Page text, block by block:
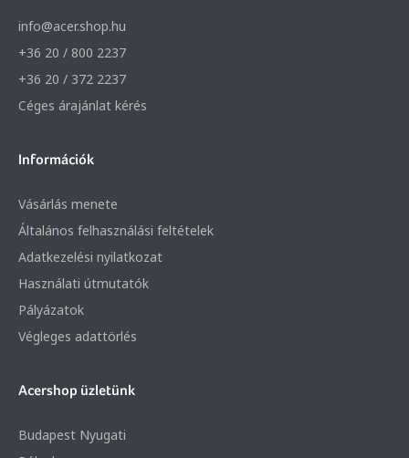
info@acer.shop.hu
+36 20 / 800 2237
+36 20 / 372 2237
Céges árajánlat kérés
Információk
Vásárlás menete
Általános felhasználási feltételek
Adatkezelési nyilatkozat
Használati útmutatók
Pályázatok
Végleges adattörlés
Acershop üzletünk
Budapest Nyugati